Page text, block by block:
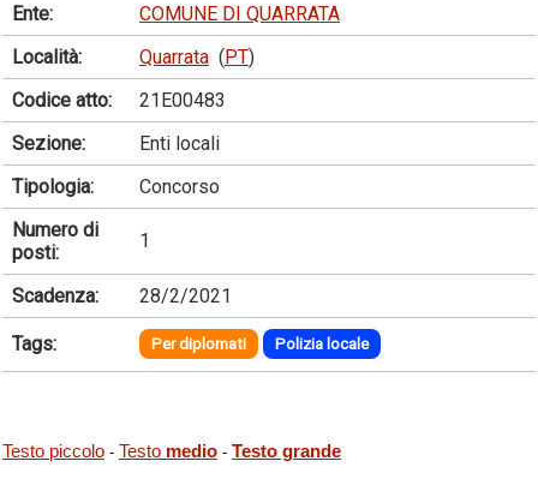
Ente:
COMUNE DI QUARRATA
Località:
Quarrata (PT)
Codice atto:
21E00483
Sezione:
Enti locali
Tipologia:
Concorso
Numero di
posti:
1
Scadenza: 28/2/2021
Tags: Per diplomati Polizia locale
Testo piccolo - Testo medio - Testo grande